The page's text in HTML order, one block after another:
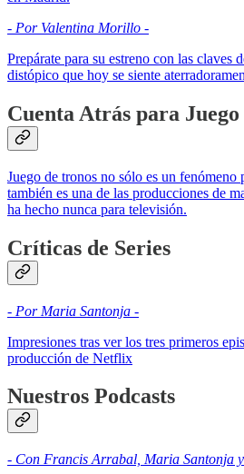
- Por Valentina Morillo -
Prepárate para su estreno con las claves
distópico que hoy se siente
Cuenta Atrás para
Juego de tronos no sólo es un fenómeno
también es una de las producciones de
ha hecho nunca para televisión.
Críticas de Series
- Por Maria Santonja -
Impresiones tras ver los tres primeros
producción de Netflix
Nuestros Podcasts
- Con Francis Arrabal, Maria Santonja